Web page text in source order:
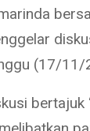
(17/11/
bertajuk